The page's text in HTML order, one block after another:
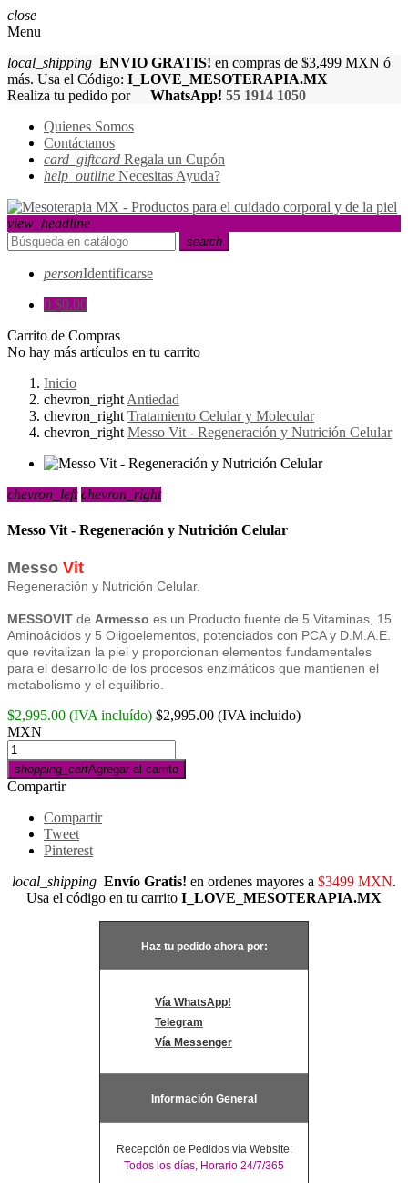
close
Menu
local_shipping ENVIO GRATIS! en compras de $3,499 MXN ó
más. Usa el Código: I_LOVE_MESOTERAPIA.MX
Realiza tu pedido por
WhatsApp! 55 1914 1050
Quienes Somos
Contáctanos
card_giftcard Regala un Cupón
help_outline Necesitas Ayuda?
view_headline
search
personIdentificarse
0 $0.00
Carrito de Compras
No hay más artículos en tu carrito
Inicio
chevron_right Antiedad
chevron_right Tratamiento Celular y Molecular
chevron_right Messo Vit - Regeneración y Nutrición Celular
chevron_left chevron_right
Messo Vit - Regeneración y Nutrición Celular
Messo Vit
Regeneración y Nutrición Celular.
MESSOVIT de Armesso es un Producto fuente de 5 Vitaminas, 15
Aminoácidos y 5 Oligoelementos, potenciados con PCA y D.M.A.E.
que revitalizan la piel y proporcionan elementos fundamentales
para el desarrollo de los procesos enzimáticos que mantienen el
metabolismo y el equilibrio.
$2,995.00 (IVA incluído) $2,995.00 (IVA incluido)
MXN
shopping_cartAgregar al carrito
Compartir
Compartir
Tweet
Pinterest
local_shipping Envío Gratis! en ordenes mayores a $3499 MXN.
Usa el código en tu carrito I_LOVE_MESOTERAPIA.MX
Haz tu pedido ahora por:
Vía WhatsApp!
Telegram
Vía Messenger
Información General
Recepción de Pedidos vía Website:
Todos los días, Horario 24/7/365